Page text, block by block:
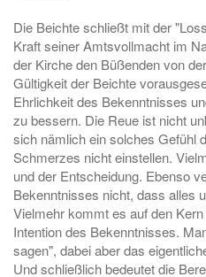
Die Beichte schließt mit der
Kraft seiner Amtsvollmacht im
der Kirche den Büßenden von
Gültigkeit der Beichte
Ehrlichkeit des Bekenntnisses
zu bessern. Die Reue ist nicht
sich nämlich ein solches Gefühl
Schmerzes nicht einstellen.
und der Entscheidung. Ebenso
Bekenntnisses nicht, dass alles
Vielmehr kommt es auf den
Intention des Bekenntnisses.
sagen", dabei aber das
Und schließlich bedeutet die